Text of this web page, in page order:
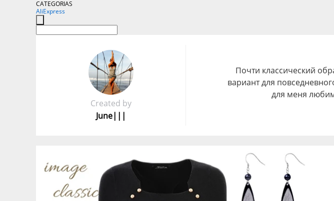
CATEGORIAS
AliExpress
Created by
June|||
Почти классический
вариант для
для меня